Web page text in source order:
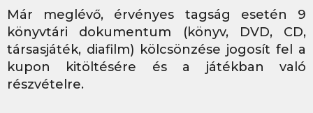
Már meglévő, érvényes tagság esetén 9
könyvtári dokumentum (könyv, DVD, CD,
társasjáték, diafilm) kölcsönzése jogosít fel a
kupon kitöltésére és a játékban való
részvételre.